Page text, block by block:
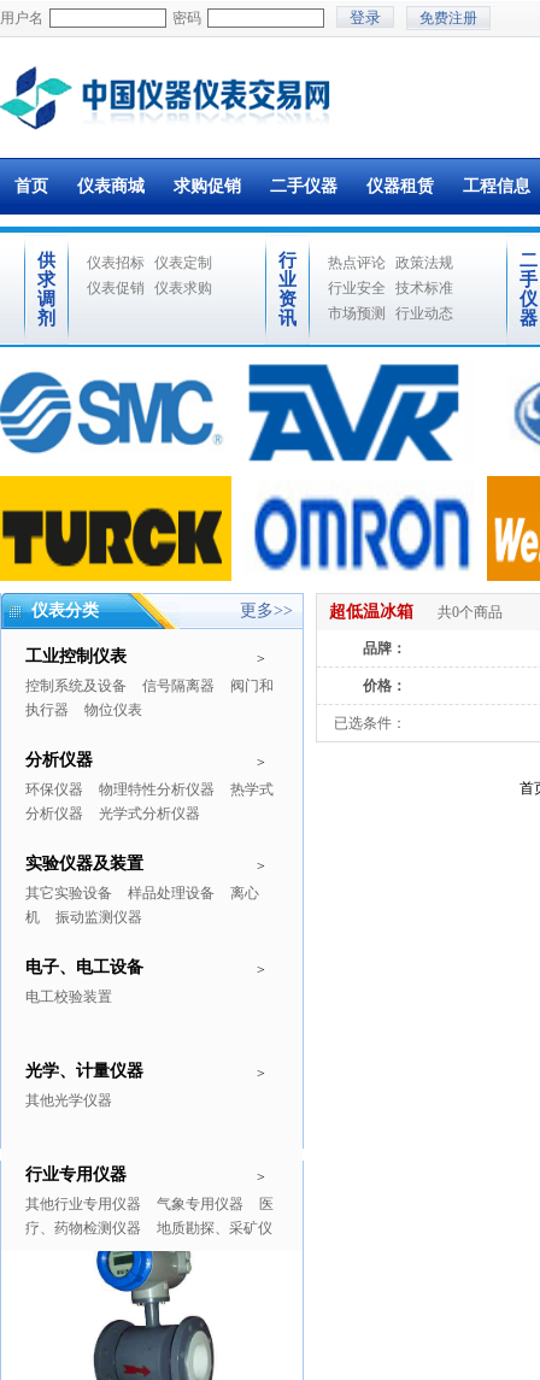
用户名 密码 免费注册
首页 仪表商城 求购促销 二手仪器 仪器租赁 工程信息
供
求
调
剂
仪表招标 仪表定制
仪表促销
仪表求购
行
业
资
讯
热点评论 政策法规
行业安全
技术标准
市场预测
行业动态
二
手
仪
器
仪表分类 更多>>
>
工业控制仪表
控制系统及设备 信号隔离器
阀门和
执行器
物位仪表
>
分析仪器
环保仪器 物理特性分析仪器
热学式
分析仪器
光学式分析仪器
>
实验仪器及装置
其它实验设备 样品处理设备
离心
机
振动监测仪器
>
电子、电工设备
电工校验装置
>
光学、计量仪器
其他光学仪器
>
行业专用仪器
其他行业专用仪器 气象专用仪器
医
疗、药物检测仪器
地质勘探、采矿仪
推广商品 更多>>
超低温冰箱 共0个商品
品牌：
价格：
已选条件：
首